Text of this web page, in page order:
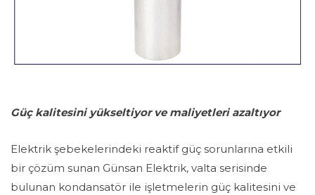
Güç kalitesini yükseltiyor ve maliyetleri azaltıyor
Elektrik şebekelerindeki reaktif güç sorunlarına etkili
bir çözüm sunan Günsan Elektrik, valta serisinde
bulunan kondansatör ile işletmelerin güç kalitesini ve